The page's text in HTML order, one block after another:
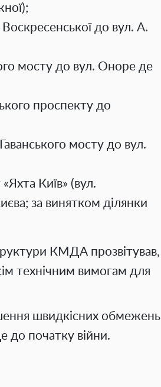
до вул. А.
мосту до вул. Оноре де
проспекту до
мосту до вул.
Київ» (вул.
за винятком ділянки
КМДА прозвітував,
технічним вимогам для
швидкісних обмежень
до початку війни.